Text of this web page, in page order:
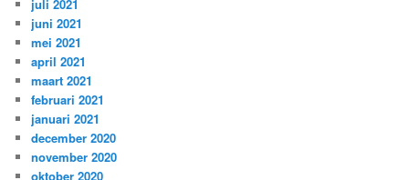
juli 2021
juni 2021
mei 2021
april 2021
maart 2021
februari 2021
januari 2021
december 2020
november 2020
oktober 2020